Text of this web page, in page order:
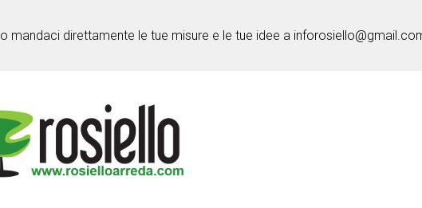
o mandaci direttamente le tue misure e le tue idee a